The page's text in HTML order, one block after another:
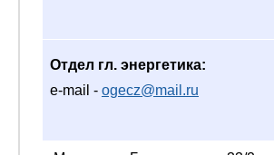
Отдел гл. энергетика:
e-mail - ogecz@mail.ru